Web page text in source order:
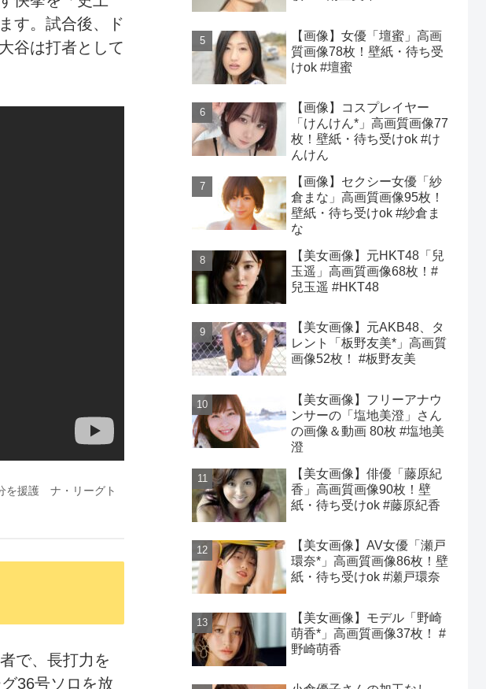
す。試合後、ド
谷は打者として
を援護 ナ・リーグト
で、長打力を
36号ソロを放
【画像】女優「壇蜜」高画
質画像78枚！壁紙・待ち受
けok #壇蜜
【画像】コスプレイヤー
「けんけん*」高画質画像77
枚！壁紙・待ち受けok #け
んけん
【画像】セクシー女優「紗
倉まな」高画質画像95枚！
壁紙・待ち受けok #紗倉ま
な
【美女画像】元HKT48「兒
玉遥」高画質画像68枚！#
兒玉遥 #HKT48
【美女画像】元AKB48、タ
レント「板野友美*」高画質
画像52枚！ #板野友美
【美女画像】フリーアナウ
ンサーの「塩地美澄」さん
の画像＆動画 80枚 #塩地美
澄
【美女画像】俳優「藤原紀
香」高画質画像90枚！壁
紙・待ち受けok #藤原紀香
【美女画像】AV女優「瀬戸
環奈*」高画質画像86枚！壁
紙・待ち受けok #瀬戸環奈
【美女画像】モデル「野崎
萌香*」高画質画像37枚！ #
野崎萌香